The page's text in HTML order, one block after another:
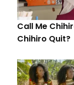
Call Me
Chihiro Quit?